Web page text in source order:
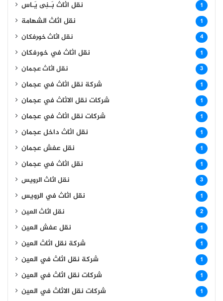
نقل اثاث بَـنِى يَـاس 1
نقل اثاث الشهامة 1
نقل اثاث خورفكان 4
نقل اثاث في خورفكان 1
نقل اثاث عجمان 3
شركة نقل اثاث في عجمان 1
شركات نقل الاثاث في عجمان 1
شركات نقل اثاث في عجمان 1
نقل اثاث داخل عجمان 1
نقل عفش عجمان 1
نقل اثاث في عجمان 1
نقل اثاث الرويس 3
نقل اثاث في الرويس 1
نقل اثاث العين 2
نقل عفش العين 1
شركة نقل اثاث العين 1
شركة نقل اثاث في العين 1
شركات نقل اثاث في العين 1
شركات نقل الاثاث في العين 1